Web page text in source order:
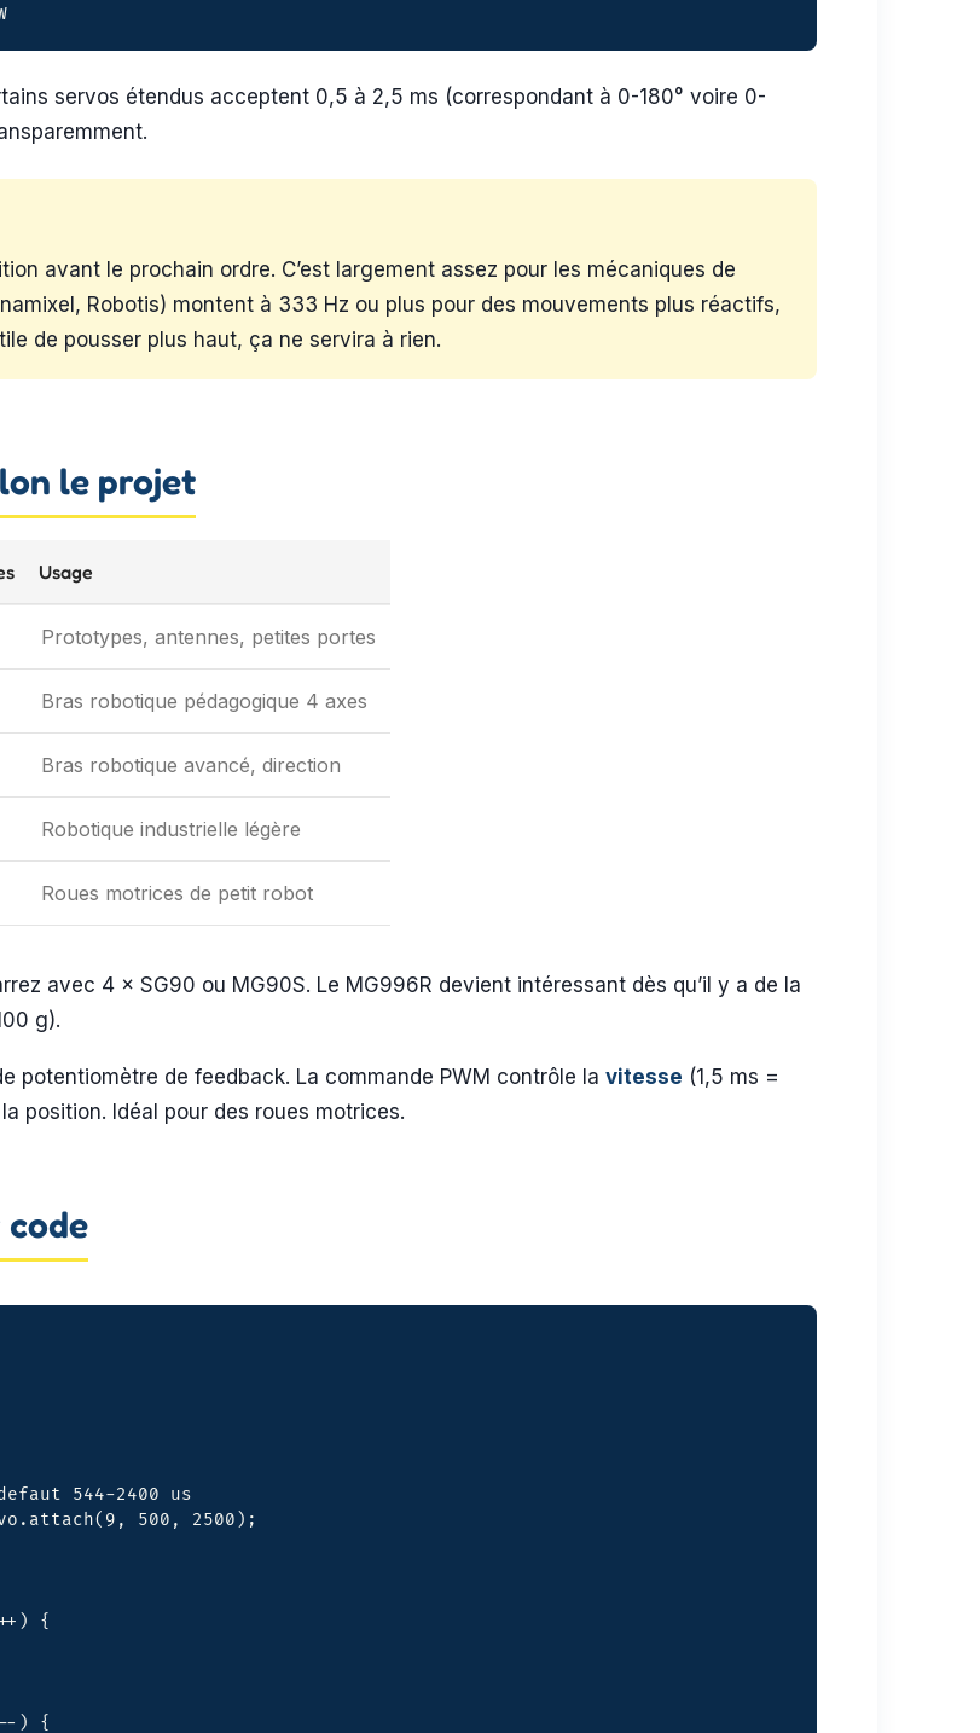
servos étendus acceptent 0,5 à 2,5 ms (correspondant à 0-180° voire 0-
avant le prochain ordre. C’est largement assez pour les mécaniques de
Robotis) montent à 333 Hz ou plus pour des mouvements plus réactifs,
de pousser plus haut, ça ne servira à rien.
le projet
Usage
Prototypes, antennes, petites portes
Bras robotique pédagogique 4 axes
Bras robotique avancé, direction
Robotique industrielle légère
Roues motrices de petit robot
avec 4 × SG90 ou MG90S. Le MG996R devient intéressant dès qu’il y a de la
g).
potentiomètre de feedback. La commande PWM contrôle la vitesse (1,5 ms =
position. Idéal pour des roues motrices.
544-2400 us
500, 2500);
{
) {